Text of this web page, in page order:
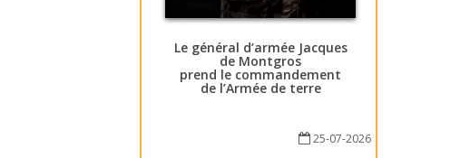
Le général d’armée Jacques
de Montgros
prend le commandement
de l’Armée de terre
25-07-2026